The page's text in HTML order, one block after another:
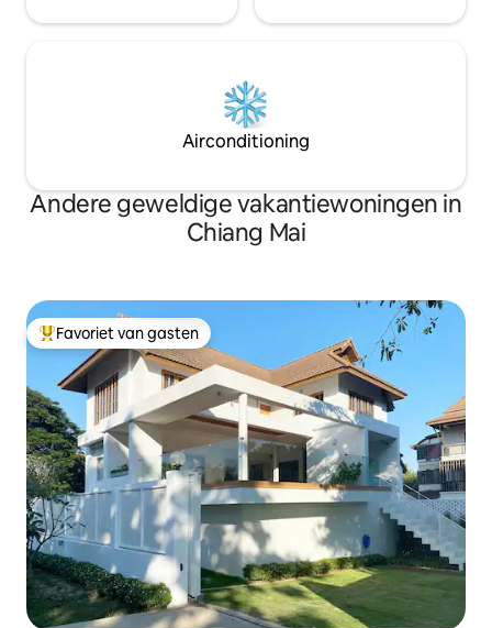
Airconditioning
Andere geweldige vakantiewoningen in
Chiang Mai
Topfavoriet van gasten
Favoriet van gasten